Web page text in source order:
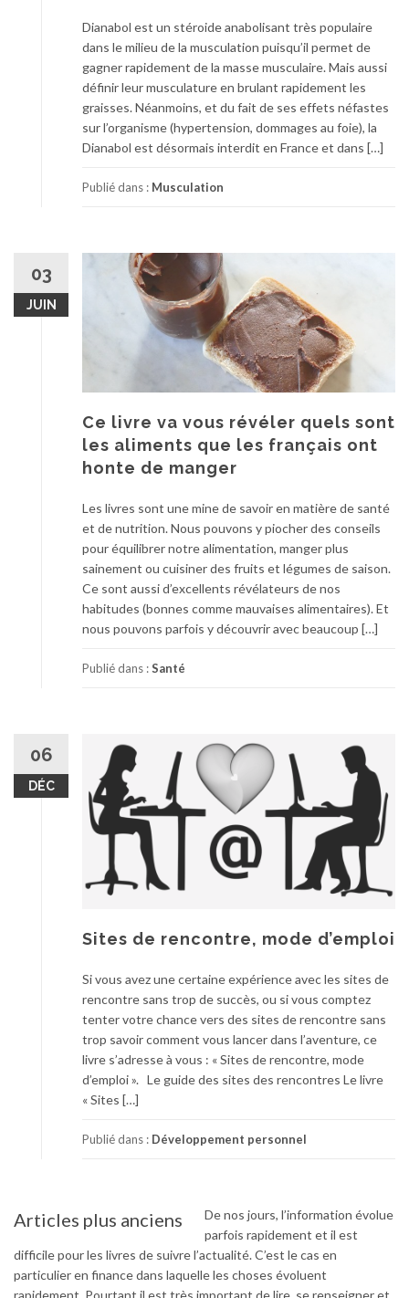
Dianabol est un stéroide anabolisant très populaire
dans le milieu de la musculation puisqu’il permet de
gagner rapidement de la masse musculaire. Mais aussi
définir leur musculature en brulant rapidement les
graisses. Néanmoins, et du fait de ses effets néfastes
sur l’organisme (hypertension, dommages au foie), la
Dianabol est désormais interdit en France et dans […]
Publié dans : Musculation
03
JUIN
Ce livre va vous révéler quels sont
les aliments que les français ont
honte de manger
Les livres sont une mine de savoir en matière de santé
et de nutrition. Nous pouvons y piocher des conseils
pour équilibrer notre alimentation, manger plus
sainement ou cuisiner des fruits et légumes de saison.
Ce sont aussi d’excellents révélateurs de nos
habitudes (bonnes comme mauvaises alimentaires). Et
nous pouvons parfois y découvrir avec beaucoup […]
Publié dans :Santé
06
DÉC
Sites de rencontre, mode d’emploi
Si vous avez une certaine expérience avec les sites de
rencontre sans trop de succès, ou si vous comptez
tenter votre chance vers des sites de rencontre sans
trop savoir comment vous lancer dans l’aventure, ce
livre s’adresse à vous : « Sites de rencontre, mode
d’emploi ». Le guide des sites des rencontres Le livre
« Sites […]
Publié dans : Développement personnel
Navigation
des
articles
Articles plus anciens
De nos jours, l’information évolue
parfois rapidement et il est
difficile pour les livres de suivre l’actualité. C’est le cas en
particulier en finance dans laquelle les choses évoluent
rapidement. Pourtant il est très important de lire, se renseigner et